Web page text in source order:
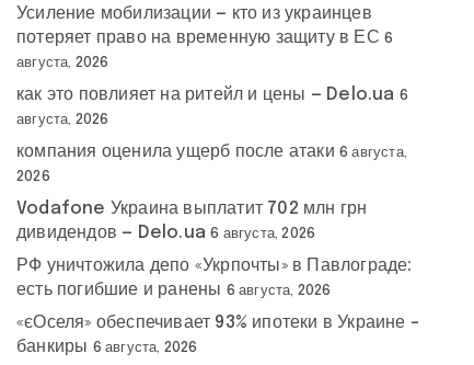
Усиление мобилизации — кто из украинцев
потеряет право на временную защиту в ЕС 6
августа, 2026
как это повлияет на ритейл и цены — Delo.ua 6
августа, 2026
компания оценила ущерб после атаки 6 августа,
2026
Vodafone Украина выплатит 702 млн грн
дивидендов — Delo.ua 6 августа, 2026
РФ уничтожила депо «Укрпочты» в Павлограде:
есть погибшие и ранены 6 августа, 2026
«єОселя» обеспечивает 93% ипотеки в Украине –
банкиры 6 августа, 2026